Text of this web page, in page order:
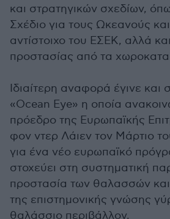
και στρατηγικών σχεδίων,
Σχέδιο για τους Ωκεανούς
αντίστοιχο του ΕΣΕΚ, αλλά
προστασίας από τα
Ιδιαίτερη αναφορά έγινε και
«Ocean Eye» η οποία
πρόεδρο της Ευρωπαϊκής
φον ντερ Λάιεν τον Μάρτιο
για ένα νέο ευρωπαϊκό
στοχεύει στη συστηματική
προστασία των θαλασσών
της επιστημονικής γνώσης
θαλάσσιο περιβάλλον.